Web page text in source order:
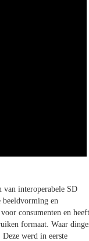
van interoperabele SD
beeldvorming en
consumenten en heeft
formaat. Waar
werd in eerste